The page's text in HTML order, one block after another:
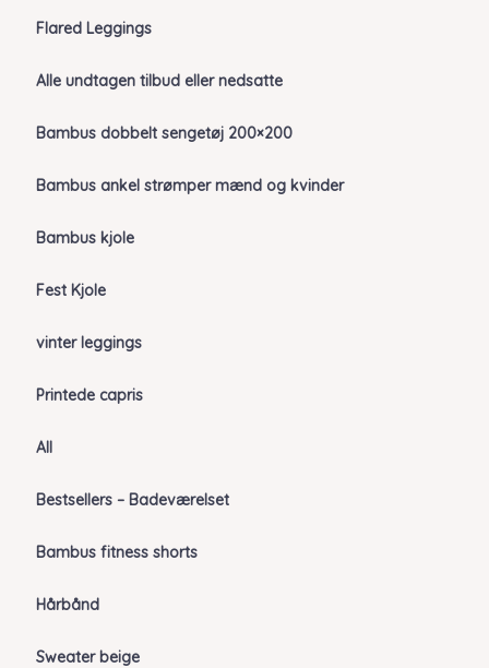
Flared Leggings
Alle undtagen tilbud eller nedsatte
Bambus dobbelt sengetøj 200×200
Bambus ankel strømper mænd og kvinder
Bambus kjole
Fest Kjole
vinter leggings
Printede capris
All
Bestsellers – Badeværelset
Bambus fitness shorts
Hårbånd
Sweater beige